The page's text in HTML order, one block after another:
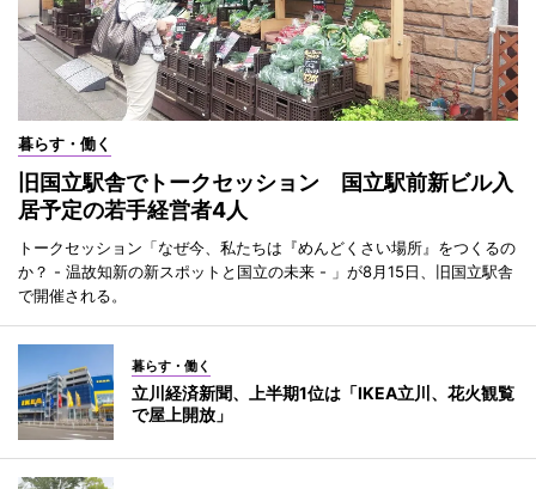
暮らす・働く
旧国立駅舎でトークセッション 国立駅前新ビル入
居予定の若手経営者4人
トークセッション「なぜ今、私たちは『めんどくさい場所』をつくるの
か？ - 温故知新の新スポットと国立の未来 - 」が8月15日、旧国立駅舎
で開催される。
暮らす・働く
立川経済新聞、上半期1位は「IKEA立川、花火観覧
で屋上開放」